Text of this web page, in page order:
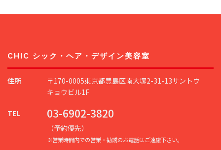
CHIC シック・ヘア・デザイン美容室
住所
〒170-0005東京都豊島区南大塚2-31-13サントウ
キョウビル1F
TEL 03-6902-3820
（予約優先）
※営業時間内での営業・勧誘のお電話はご遠慮下さい。